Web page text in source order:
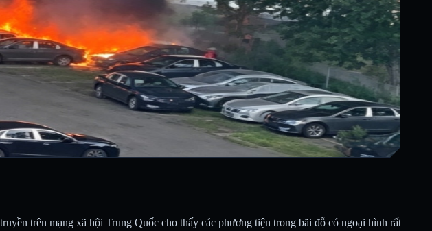
trên mạng xã hội Trung Quốc cho thấy các phương tiện trong bãi đỗ có ngoại hình rất